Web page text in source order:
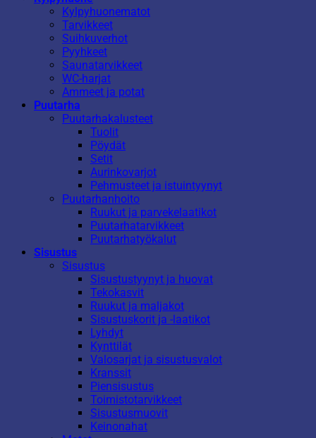
Kylpyhuonematot
Tarvikkeet
Suihkuverhot
Pyyhkeet
Saunatarvikkeet
WC-harjat
Ammeet ja potat
Puutarha
Puutarhakalusteet
Tuolit
Pöydät
Setit
Aurinkovarjot
Pehmusteet ja istuintyynyt
Puutarhanhoito
Ruukut ja parvekelaatikot
Puutarhatarvikkeet
Puutarhatyökalut
Sisustus
Sisustus
Sisustustyynyt ja huovat
Tekokasvit
Ruukut ja maljakot
Sisustuskorit ja -laatikot
Lyhdyt
Kynttilät
Valosarjat ja sisustusvalot
Kranssit
Piensisustus
Toimistotarvikkeet
Sisustusmuovit
Keinonahat